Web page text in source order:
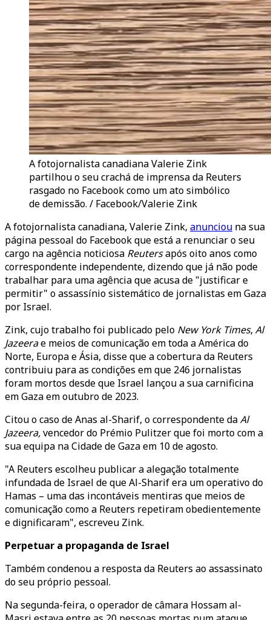
A fotojornalista canadiana Valerie Zink
partilhou o seu crachá de imprensa da Reuters
rasgado no Facebook como um ato simbólico
de demissão. / Facebook/Valerie Zink
A fotojornalista canadiana, Valerie Zink, anunciou na sua
página pessoal do Facebook que está a renunciar o seu
cargo na agência noticiosa Reutersapós oito anos como
correspondente independente, dizendo que já não pode
trabalhar para uma agência que acusa de "justificar e
permitir" o assassínio sistemático de jornalistas em Gaza
por Israel.
Zink, cujo trabalho foi publicado pelo New York Times, Al
Jazeerae meios de comunicação em toda a América do
Norte, Europa e Ásia, disse que a cobertura da Reuters
contribuiu para as condições em que 246 jornalistas
foram mortos desde que Israel lançou a sua carnificina
em Gaza em outubro de 2023.
Citou o caso de Anas al-Sharif, o correspondente daAl
Jazeera,vencedor do Prémio Pulitzer que foi morto com a
sua equipa na Cidade de Gaza em 10 de agosto.
"A Reuters escolheu publicar a alegação totalmente
infundada de Israel de que Al-Sharif era um operativo do
Hamas – uma das incontáveis mentiras que meios de
comunicação como a Reuters repetiram obedientemente
e dignificaram", escreveu Zink.
Perpetuar a propaganda de Israel
Também condenou a resposta da Reuters ao assassinato
do seu próprio pessoal.
Na segunda-feira, o operador de câmara Hossam al-